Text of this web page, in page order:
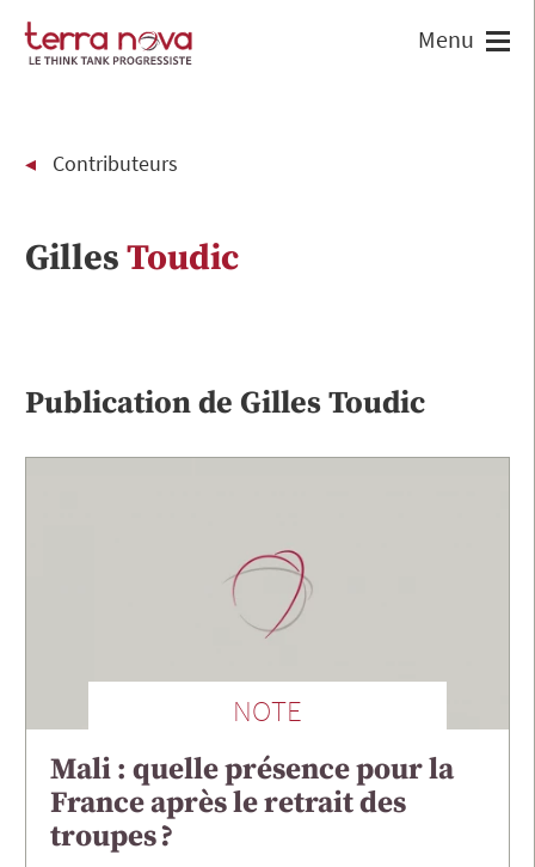
Contributeurs
GillesToudic
Publication de GillesToudic
NOTE
Mali : quelle présence pour la
France après le retrait des
troupes ?